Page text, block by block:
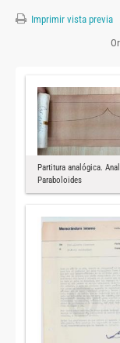
Imprimir vista previa
Partitura analógica.
Paraboloides